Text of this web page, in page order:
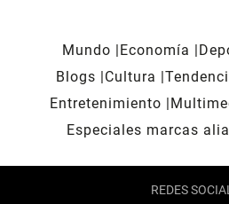
Mundo Economía
Blogs
Cultura
Entretenimiento
Especiales marcas
REDES